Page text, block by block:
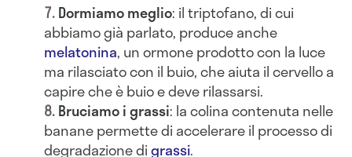
Dormiamo meglio: il triptofano, di cui
abbiamo già parlato, produce anche
melatonina, un ormone prodotto con la luce
ma rilasciato con il buio, che aiuta il cervello a
capire che è buio e deve rilassarsi.
Bruciamo i grassi: la colina contenuta nelle
banane permette di accelerare il processo di
degradazione digrassi.